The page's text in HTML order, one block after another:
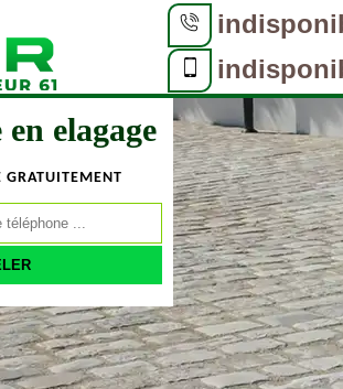
elagage
GRATUITEMENT